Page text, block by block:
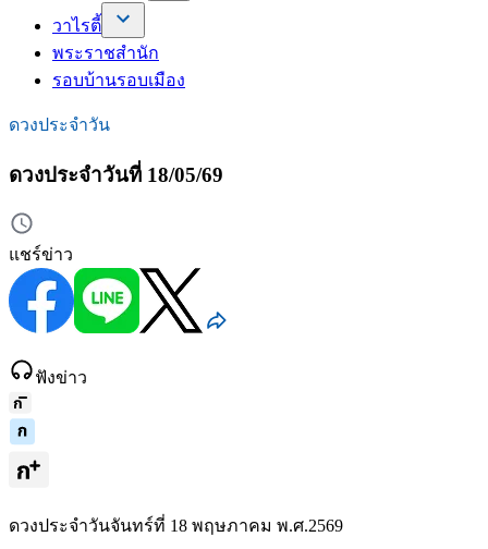
วาไรตี้
พระราชสำนัก
รอบบ้านรอบเมือง
ดวงประจำวัน
ดวงประจำวันที่ 18/05/69
แชร์ข่าว
ฟังข่าว
ดวงประจำวันจันทร์ที่ 18 พฤษภาคม พ.ศ.2569